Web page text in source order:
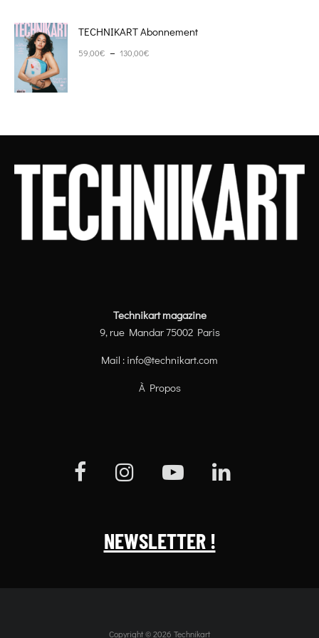
TECHNIKART Abonnement
59,00€ – 130,00€
Technikart magazine
9, rue Mandar 75002 Paris
Mail : info@technikart.com
À Propos
NEWSLETTER !
Copyright © 2026 Technikart